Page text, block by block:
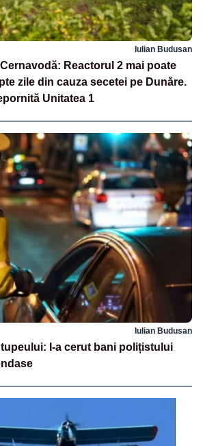
Iulian Budusan
Reactorul 2 mai poate
zile din cauza secetei pe Dunăre.
Unitatea 1
Iulian Budusan
I-a cerut bani polițistului